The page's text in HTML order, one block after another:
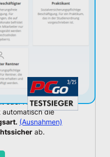
oder Aktivrente:
die
(Ausnahmen)
ab.